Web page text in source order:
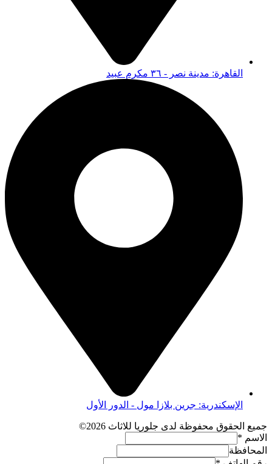
القاهرة: مدينة نصر - ٣٦ مكرم عبيد
الإسكندرية: جرين بلازا مول - الدور الأول
جميع الحقوق محفوظة لدى جلوريا للاثاث 2026©
الاسم *
المحافظة